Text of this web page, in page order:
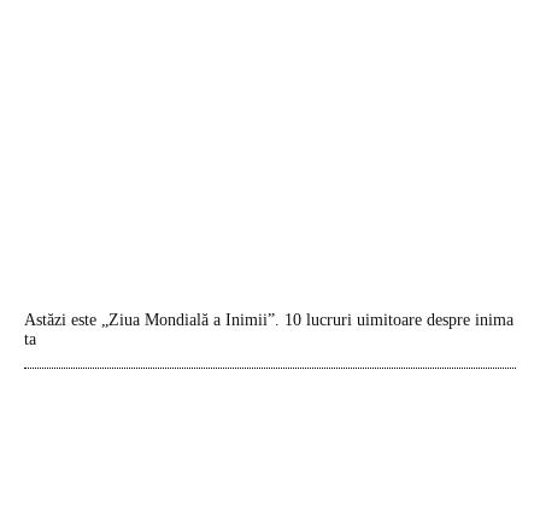
Astăzi este „Ziua Mondială a Inimii”. 10 lucruri uimitoare despre inima
ta